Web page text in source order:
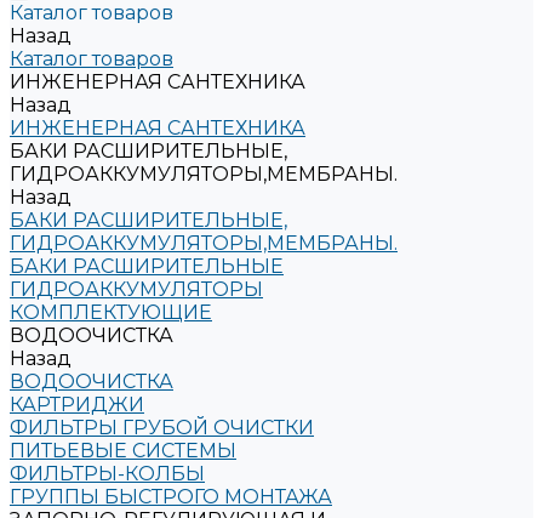
Каталог товаров
Назад
Каталог товаров
ИНЖЕНЕРНАЯ САНТЕХНИКА
Назад
ИНЖЕНЕРНАЯ САНТЕХНИКА
БАКИ РАСШИРИТЕЛЬНЫЕ,
ГИДРОАККУМУЛЯТОРЫ,МЕМБРАНЫ.
Назад
БАКИ РАСШИРИТЕЛЬНЫЕ,
ГИДРОАККУМУЛЯТОРЫ,МЕМБРАНЫ.
БАКИ РАСШИРИТЕЛЬНЫЕ
ГИДРОАККУМУЛЯТОРЫ
КОМПЛЕКТУЮЩИЕ
ВОДООЧИСТКА
Назад
ВОДООЧИСТКА
КАРТРИДЖИ
ФИЛЬТРЫ ГРУБОЙ ОЧИСТКИ
ПИТЬЕВЫЕ СИСТЕМЫ
ФИЛЬТРЫ-КОЛБЫ
ГРУППЫ БЫСТРОГО МОНТАЖА